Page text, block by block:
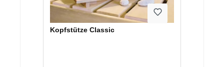
Kopfstütze Classic